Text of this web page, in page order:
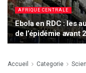
AFRIQUE CENTRALE
Ebola en RDC : les
de l’épidémie avant
Accueil Categorie